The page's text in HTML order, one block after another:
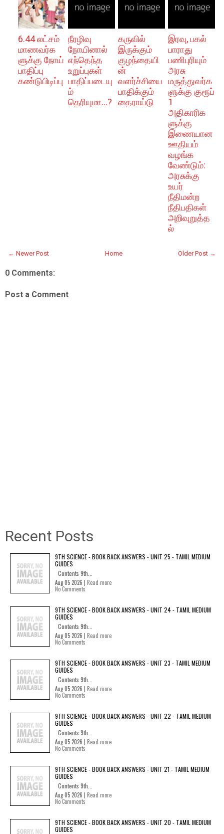
6.44 லட்சம்
மாணவர்க
ளுக்கு நோய்
பாதிப்பு
கண்டுபிடிப்பு
நீரழிவு
நோயினால்
எந்தெந்த
உறுப்புகள்
பாதிப்படையு
ம்
தெரியுமா...?
கருவில்
இருக்கும்
குழந்தையி
ன்
வளர்ச்சியை
பாதிக்கும்
தைராய்டு
இரவு, பகல்
பாராது
பணிபுரியும்
அரசு
மருத்துவர்க
ளுக்கு குரூப்
1
அதிகாரிக
ளுக்கு
இணையான
ஊதியம்
வழங்க
வேண்டும் :
அரசுக்கு
உயர்
நீதிமன்ற
நீதிபதிகள்
அறிவுறுத்த
ல்
← Newer Post Older Post →
Home
0 Comments:
Post a Comment
Recent Posts
9TH SCIENCE - BOOK BACK ANSWERS - UNIT 25 - TAMIL MEDIUM
GUIDES
Contents 9th...
Aug 05 2026 | Read more
No Comments
9TH SCIENCE - BOOK BACK ANSWERS - UNIT 24 - TAMIL MEDIUM
GUIDES
Contents 9th...
Aug 05 2026 | Read more
No Comments
9TH SCIENCE - BOOK BACK ANSWERS - UNIT 23 - TAMIL MEDIUM
GUIDES
Contents 9th...
Aug 05 2026 | Read more
No Comments
9TH SCIENCE - BOOK BACK ANSWERS - UNIT 22 - TAMIL MEDIUM
GUIDES
Contents 9th...
Aug 05 2026 | Read more
No Comments
9TH SCIENCE - BOOK BACK ANSWERS - UNIT 21 - TAMIL MEDIUM
GUIDES
Contents 9th...
Aug 05 2026 | Read more
No Comments
9TH SCIENCE - BOOK BACK ANSWERS - UNIT 20 - TAMIL MEDIUM
GUIDES